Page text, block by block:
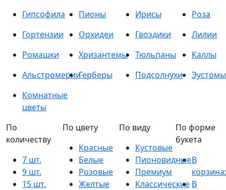
Гипсофила
Пионы Ирисы
Роза
Гортензии
Орхидеи Гвоздики
Лилии
Ромашки
Хризантемы Тюльпаны
Каллы
АльстромерииГерберы Подсолнухи
Эустомы
Комнатные
цветы
По
количеству
7 шт.
9 шт.
15 шт.
По цвету
Красные
Белые
Розовые
Желтые
По виду
Кустовые
Пионовидные
Премиум
Классические
По форме
букета
В
В